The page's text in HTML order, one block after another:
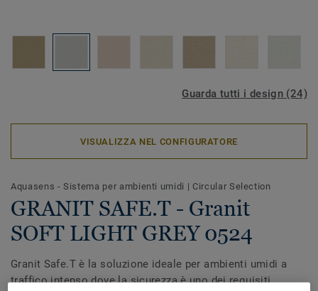
Guarda tutti i design (24)
VISUALIZZA NEL CONFIGURATORE
Aquasens - Sistema per ambienti umidi | Circular Selection
GRANIT SAFE.T - Granit
SOFT LIGHT GREY 0524
Granit Safe.T è la soluzione ideale per ambienti umidi a
traffico intenso dove la sicurezza è uno dei requisiti